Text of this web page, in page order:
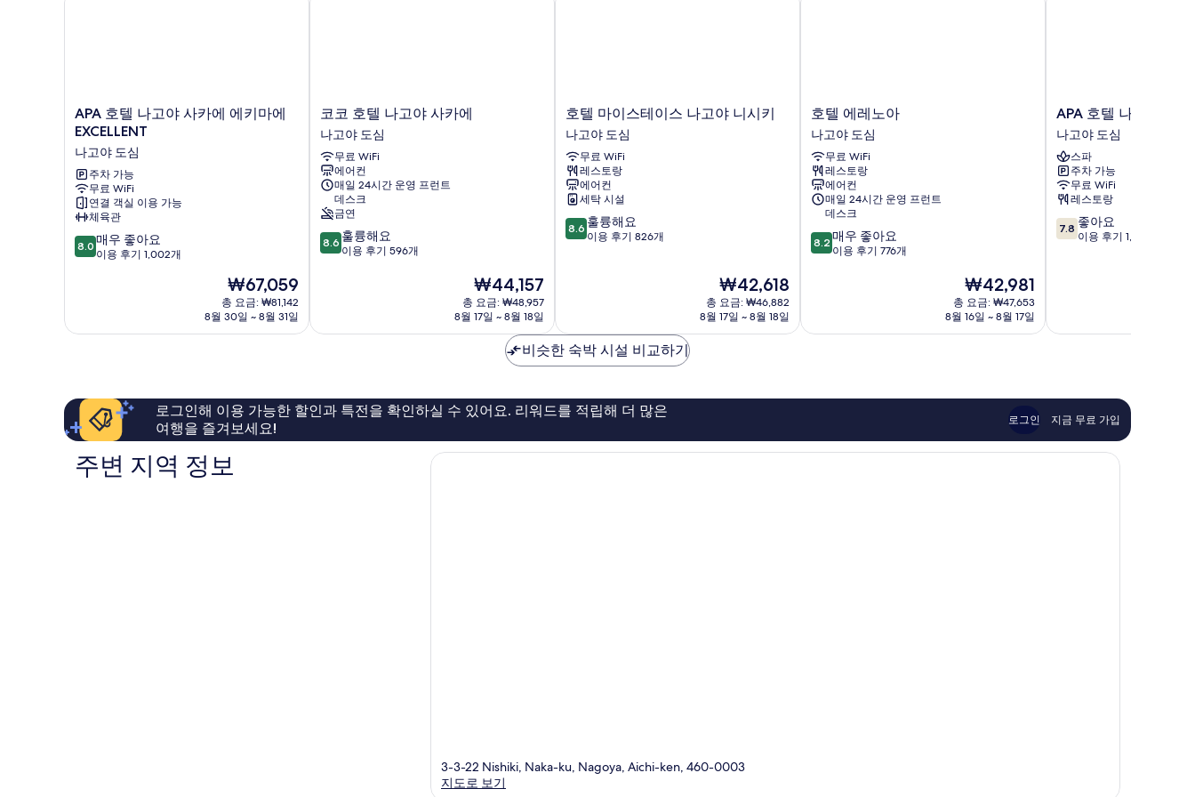
APA
호
텔
나
고
야
사
카
에
에
나
심
APA 호텔 나고야 사카에 에키마에
EXCELLENT
나고야 도심
주차 가능
무료 WiFi
연결 객실 이용 가능
체육관
10
점
점,
아
이
용
후
8.0 매우 좋아요
이용 후기 1,002개
현
재
요
₩67,059
총 요금: ₩81,142
8월 30일 ~ 8월 31일
코
코
호
텔
나
고
야
사
카
에
심
코코 호텔 나고야 사카에
나고야 도심
무료 WiFi
에어컨
매일 24시간 운영 프런트
데스크
금연
10
점
점,
요,
이
후
8.6 훌륭해요
이용 후기 596개
현
재
요
₩44,157
₩44,157
총 요금: ₩48,957
8월 17일 ~ 8월 18일
호
텔
마
이
스
테
이
스
나
나
고
야
심
호텔 마이스테이스 나고야 니시키
나고야 도심
무료 WiFi
레스토랑
에어컨
세탁 시설
10
점
훌
륭
해
이
용
기
8.6 훌륭해요
이용 후기 826개
현
재
요
₩42,618
총 요금: ₩46,882
8월 17일 ~ 8월 18일
호
텔
에
레
노
아
나
야
도
호텔 에레노아
나고야 도심
무료 WiFi
레스토랑
에어컨
매일 24시간 운영 프런트
데스크
10
점
점,
아
용
8.2 매우 좋아요
이용 후기 776개
현
재
요
₩42,981
총 요금: ₩47,653
8월 16일 ~ 8월 17일
APA
호
텔
나
고
야
마
루
노
고
APA 호텔 나고야 마
나고야 도심
스파
주차 가능
무료 WiFi
레스토랑
10
점
좋
용
후
기
1,002
7.8 좋아요
이용 후기 1,002개
비슷한 숙박 시설 비교하기
로그인해 이용 가능한 할인과 특전을 확인하실 수 있어요. 리워드를 적립해 더 많은
여행을 즐겨보세요!
로그인 지금 무료 가입
주변 지역 정보
3-3-22 Nishiki, Naka-ku, Nagoya, Aichi-ken, 460-0003
지도로 보기